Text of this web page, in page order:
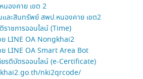
นองคาย เขต 2
และสินทรัพย์ สพป.หนองคาย เขต2
ราชการออนไลน์ (Time)
ย LINE OA Nongkhai2
ย LINE OA Smart Area Bot
ยรติบัตรออนไลน์ (e-Certificate)
nki2qrcode/